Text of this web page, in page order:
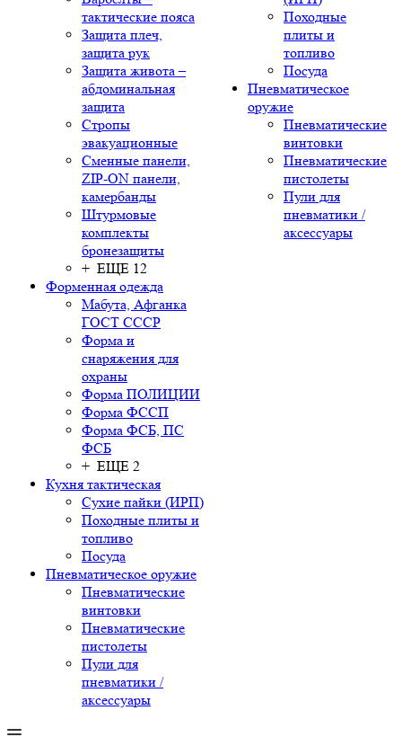
тактические пояса
Защита плеч,
защита рук
Защита живота –
абдоминальная
защита
Стропы
эвакуационные
Сменные панели,
ZIP-ON панели,
камербанды
Штурмовые
комплекты
бронезащиты
+ ЕЩЕ 12
Форменная одежда
Мабута, Афганка
ГОСТ СССР
Форма и
снаряжения для
охраны
Форма ПОЛИЦИИ
Форма ФССП
Форма ФСБ, ПС
ФСБ
+ ЕЩЕ 2
Кухня тактическая
Сухие пайки (ИРП)
Походные плиты и
топливо
Посуда
Пневматическое оружие
Пневматические
винтовки
Пневматические
пистолеты
Пули для
пневматики /
аксессуары
Походные
плиты и
топливо
Посуда
Пневматическое
оружие
Пневматические
винтовки
Пневматические
пистолеты
Пули для
пневматики /
аксессуары